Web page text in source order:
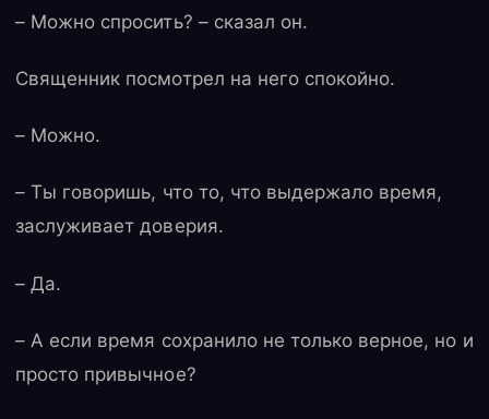
– Можно спросить? – сказал он.
Священник посмотрел на него спокойно.
– Можно.
– Ты говоришь, что то, что выдержало время,
заслуживает доверия.
– Да.
– А если время сохранило не только верное, но и
просто привычное?